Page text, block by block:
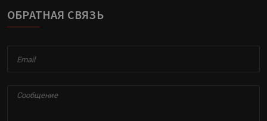
ОБРАТНАЯ СВЯЗЬ